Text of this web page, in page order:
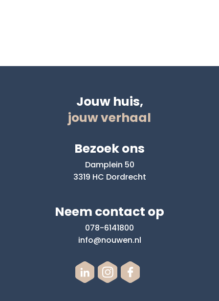
Jouw huis,
jouw verhaal
Bezoek ons
Damplein 50
3319 HC Dordrecht
Neem contact op
078-6141800
info@nouwen.nl